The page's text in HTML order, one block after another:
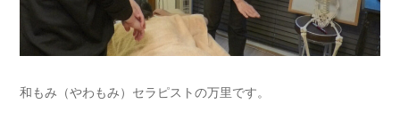
和もみ（やわもみ）セラピストの万里です。